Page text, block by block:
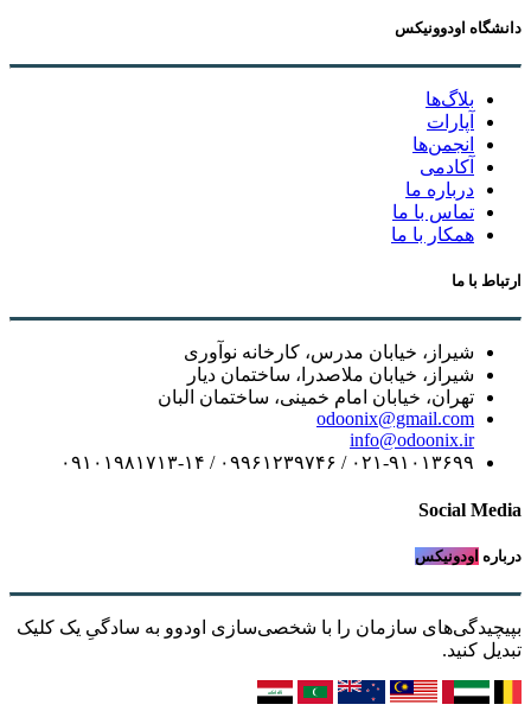
دانشگاه اودوونیکس
بلاگ‌ها
آپارات
انجمن‌ها
آکادمی
درباره ما
تماس با ما
همکار با ما
ارتباط با ما
شیراز، خیابان مدرس، کارخانه نوآوری
شیراز، خیابان ملاصدرا، ساختمان دیار
تهران، خیابان امام خمینی، ساختمان البان
odoonix@gmail.com
info@odoonix.ir
۰۲۱-۹۱۰۱۳۶۹۹ / ۰۹۹۶۱۲۳۹۷۴۶ / ۰۹۱۰۱۹۸۱۷۱۳-۱۴
Social Media
درباره اودونیکس
بپیچیدگی‌های سازمان را با شخصی‌سازی اودوو به سادگیِ یک کلیک
تبدیل کنید.